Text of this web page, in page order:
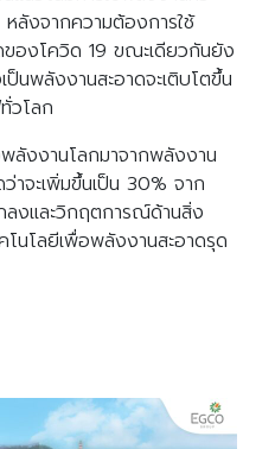
ลังจากความต้องการใช้
องโควิด 19 ขณะเดียวกันยัง
นพลังงานสะอาดจะเติบโตขึ้น
วโลก
งงานโลกมาจากพลังงาน
าจะเพิ่มขึ้นเป็น 30% จาก
งและวิกฤตการณ์ด้านสิ่ง
นโลยีเพื่อพลังงานสะอาดรุด